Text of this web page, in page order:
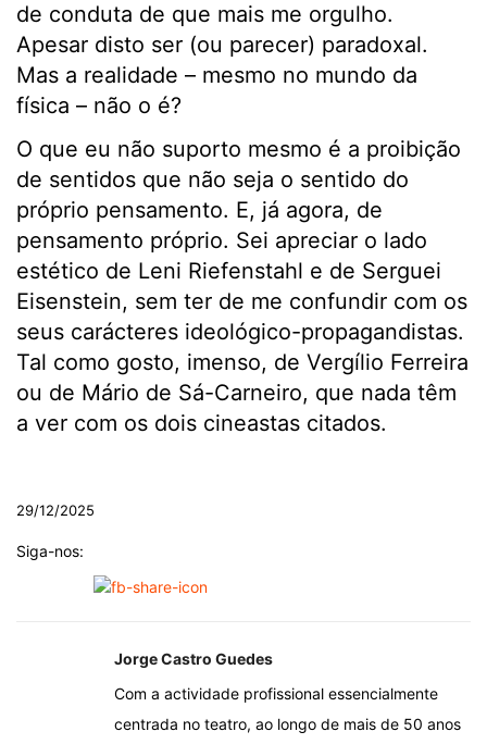
de conduta de que mais me orgulho.
Apesar disto ser (ou parecer) paradoxal.
Mas a realidade – mesmo no mundo da
física – não o é?
O que eu não suporto mesmo é a proibição
de sentidos que não seja o sentido do
próprio pensamento. E, já agora, de
pensamento próprio. Sei apreciar o lado
estético de Leni Riefenstahl e de Serguei
Eisenstein, sem ter de me confundir com os
seus carácteres ideológico-propagandistas.
Tal como gosto, imenso, de Vergílio Ferreira
ou de Mário de Sá-Carneiro, que nada têm
a ver com os dois cineastas citados.
29/12/2025
Siga-nos:
Jorge Castro Guedes
Com a actividade profissional essencialmente
centrada no teatro, ao longo de mais de 50 anos